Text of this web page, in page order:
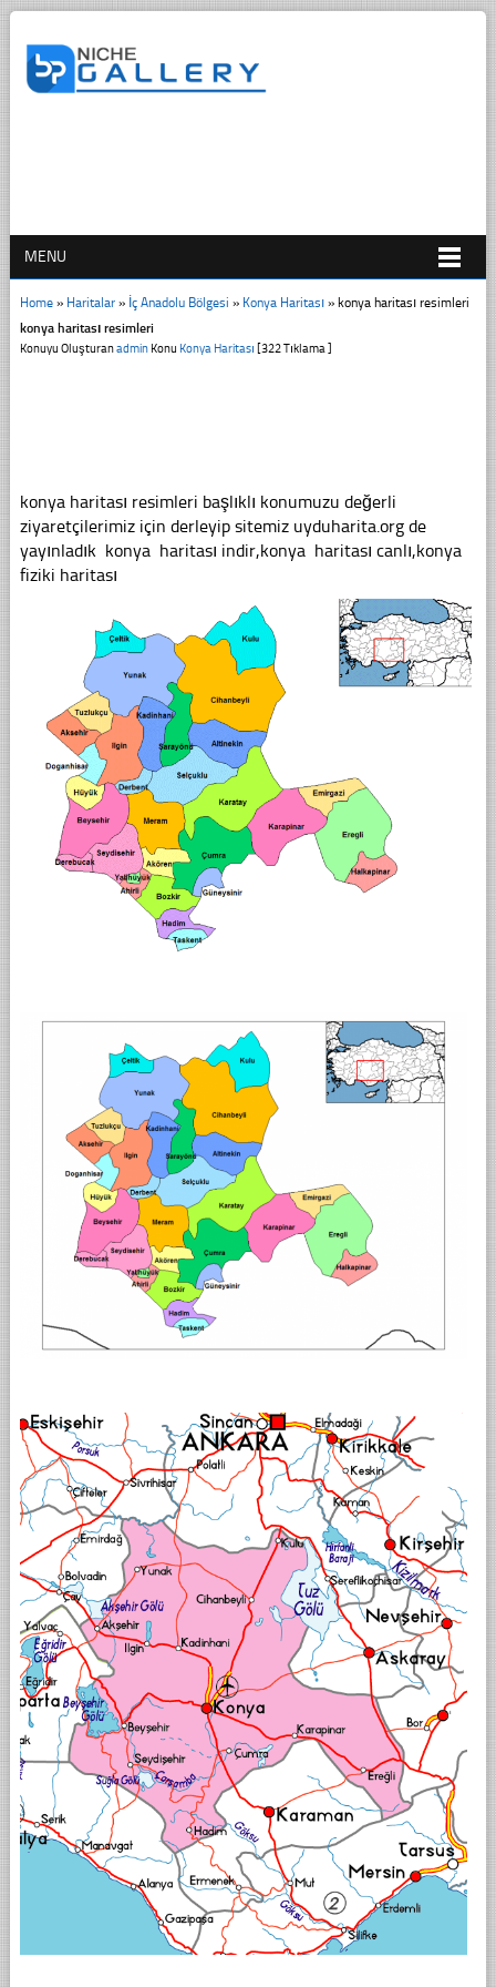
MENU
Home» Haritalar» İç Anadolu Bölgesi » Konya Haritası» konya haritası resimleri
konya haritası resimleri
Konuyu OluşturanadminKonu Konya Haritası [322 Tıklama ]
konya haritası resimleri başlıklı konumuzu değerli
ziyaretçilerimiz için derleyip sitemiz uyduharita.org de
yayınladık konya haritası indir,konya haritası canlı,konya
fiziki haritası